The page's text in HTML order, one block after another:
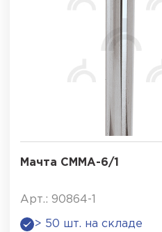
Мачта СММА-6/1
Арт.: 90864-1
> 50 шт. на складе